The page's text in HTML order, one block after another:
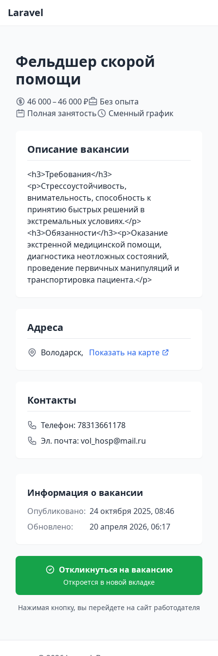
Laravel
Фельдшер скорой
помощи
46 000 – 46 000 ₽
Без опыта
Полная занятость
Сменный график
Описание вакансии
<h3>Требования</h3>
<p>Стрессоустойчивость,
внимательность, способность к
принятию быстрых решений в
экстремальных условиях.</p>
<h3>Обязанности</h3><p>Оказание
экстренной медицинской помощи,
диагностика неотложных состояний,
проведение первичных манипуляций и
транспортировка пациента.</p>
Адреса
Володарск, Показать на карте
Контакты
Телефон: 78313661178
Эл. почта: vol_hosp@mail.ru
Информация о вакансии
Опубликовано: 24 октября 2025, 08:46
Обновлено:
20 апреля 2026, 06:17
Откликнуться на вакансию
Откроется в новой вкладке
Нажимая кнопку, вы перейдете на сайт работодателя